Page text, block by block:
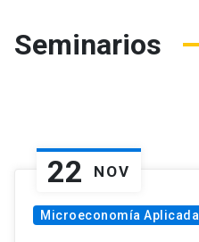
Seminarios
22 NOV
Microeconomía Aplicada